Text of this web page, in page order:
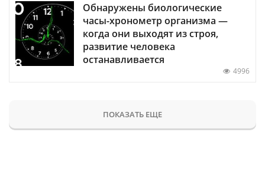
Обнаружены биологические
часы-хронометр организма —
когда они выходят из строя,
развитие человека
останавливается
4996
ПОКАЗАТЬ ЕЩЕ